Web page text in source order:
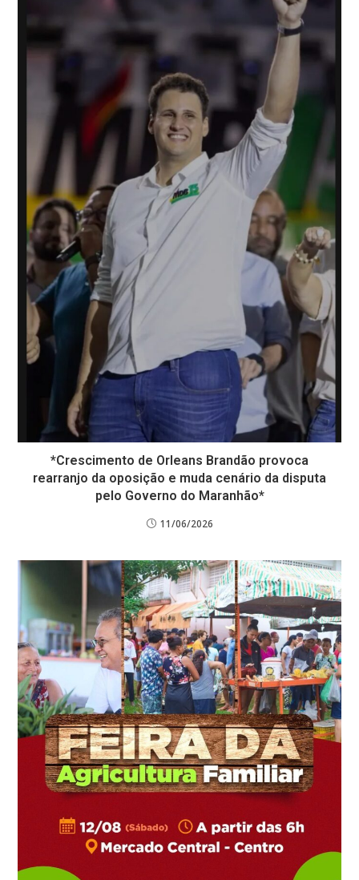
*Crescimento de Orleans Brandão provoca
rearranjo da oposição e muda cenário da disputa
pelo Governo do Maranhão*
11/06/2026